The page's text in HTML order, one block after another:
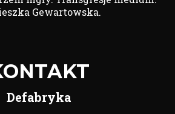
Gewartowska.
Defabryka